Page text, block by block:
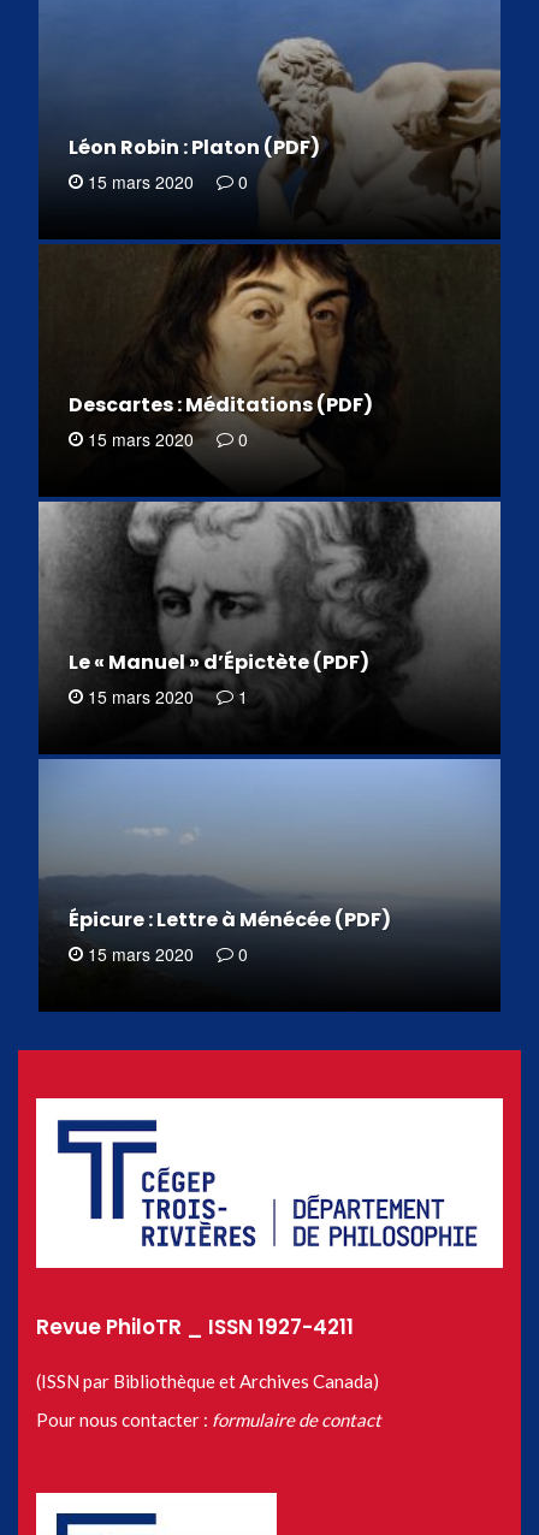
Léon Robin : Platon (PDF)
15 mars 2020 0
Descartes : Méditations (PDF)
15 mars 2020 0
Le « Manuel » d’Épictète (PDF)
15 mars 2020 1
Épicure : Lettre à Ménécée (PDF)
15 mars 2020 0
Revue PhiloTR _ ISSN 1927-4211
(ISSN par Bibliothèque et Archives Canada)
Pour nous contacter : formulaire de contact